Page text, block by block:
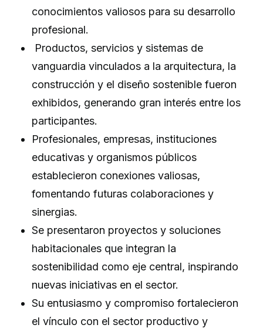
conocimientos valiosos para su desarrollo
profesional.
Productos, servicios y sistemas de
vanguardia vinculados a la arquitectura, la
construcción y el diseño sostenible fueron
exhibidos, generando gran interés entre los
participantes.
Profesionales, empresas, instituciones
educativas y organismos públicos
establecieron conexiones valiosas,
fomentando futuras colaboraciones y
sinergias.
Se presentaron proyectos y soluciones
habitacionales que integran la
sostenibilidad como eje central, inspirando
nuevas iniciativas en el sector.
Su entusiasmo y compromiso fortalecieron
el vínculo con el sector productivo y